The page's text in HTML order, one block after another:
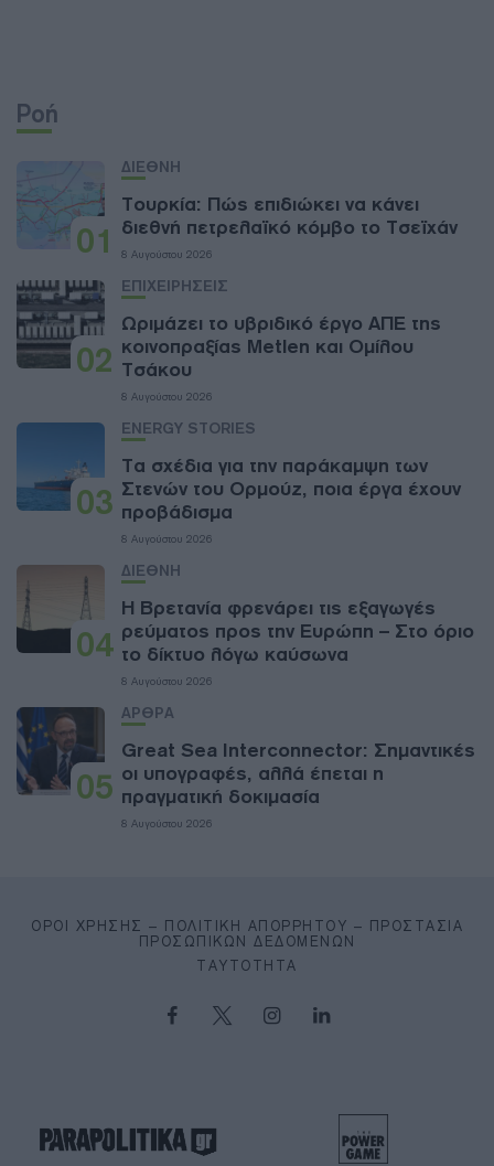
Ροή
01
ΔΙΕΘΝΗ
Τουρκία: Πώς επιδιώκει να κάνει
διεθνή πετρελαϊκό κόμβο το Τσεϊχάν
8 Αυγούστου 2026
02
ΕΠΙΧΕΙΡΗΣΕΙΣ
Ωριμάζει το υβριδικό έργο ΑΠΕ της
κοινοπραξίας Metlen και Ομίλου
Τσάκου
8 Αυγούστου 2026
03
ENERGY STORIES
Τα σχέδια για την παράκαμψη των
Στενών του Ορμούζ, ποια έργα έχουν
προβάδισμα
8 Αυγούστου 2026
04
ΔΙΕΘΝΗ
Η Βρετανία φρενάρει τις εξαγωγές
ρεύματος προς την Ευρώπη – Στο όριο
το δίκτυο λόγω καύσωνα
8 Αυγούστου 2026
05
ΑΡΘΡΑ
Great Sea Interconnector: Σημαντικές
οι υπογραφές, αλλά έπεται η
πραγματική δοκιμασία
8 Αυγούστου 2026
ΌΡΟΙ ΧΡΉΣΗΣ – ΠΟΛΙΤΙΚΉ ΑΠΟΡΡΉΤΟΥ – ΠΡΟΣΤΑΣΊΑ
ΠΡΟΣΩΠΙΚΏΝ ΔΕΔΟΜΈΝΩΝ
ΤΑΥΤΌΤΗΤΑ